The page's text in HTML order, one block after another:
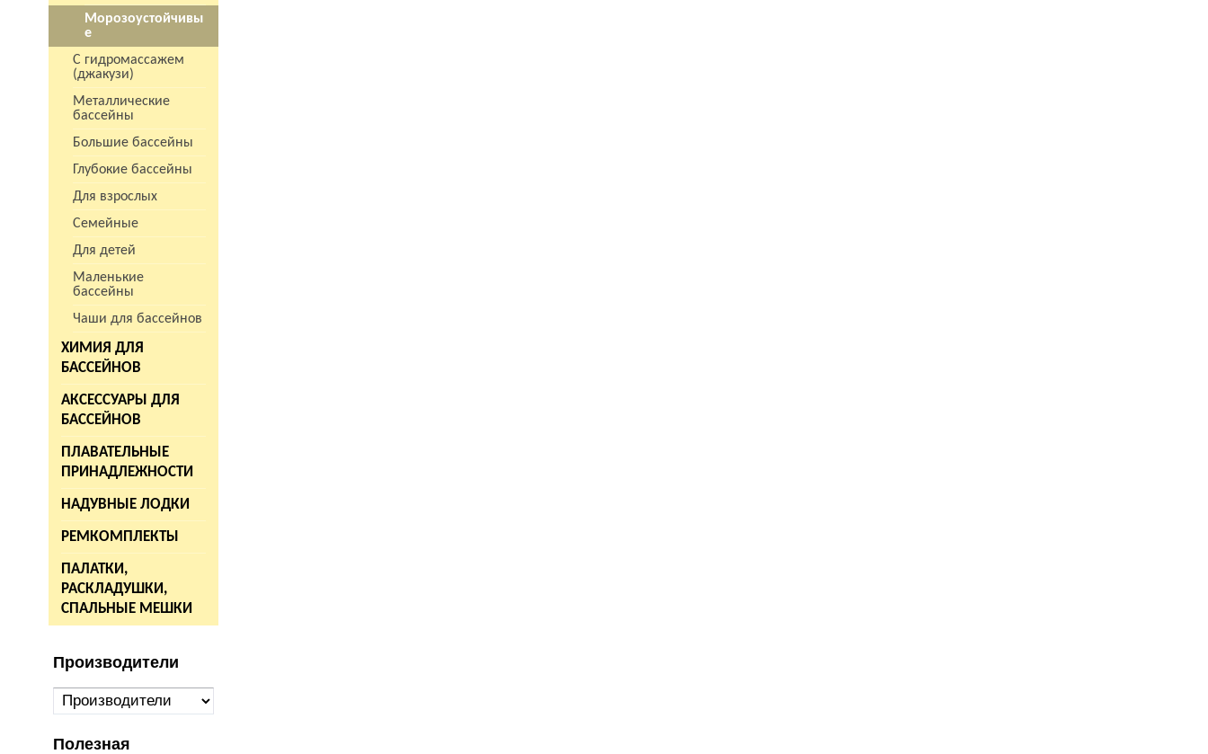
Морозоустойчивы
е
С гидромассажем
(джакузи)
Металлические
бассейны
Большие бассейны
Глубокие бассейны
Для взрослых
Семейные
Для детей
Маленькие
бассейны
Чаши для бассейнов
ХИМИЯ ДЛЯ
БАССЕЙНОВ
АКСЕССУАРЫ ДЛЯ
БАССЕЙНОВ
ПЛАВАТЕЛЬНЫЕ
ПРИНАДЛЕЖНОСТИ
НАДУВНЫЕ ЛОДКИ
РЕМКОМПЛЕКТЫ
ПАЛАТКИ,
РАСКЛАДУШКИ,
СПАЛЬНЫЕ МЕШКИ
Производители
Полезная